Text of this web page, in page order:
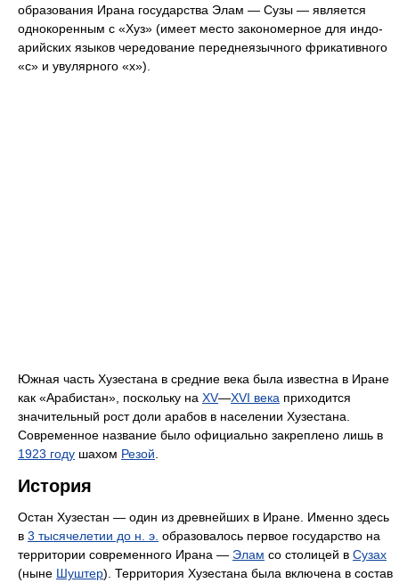
образования Ирана государства Элам — Сузы — является
однокоренным с «Хуз» (имеет место закономерное для индо-
арийских языков чередование переднеязычного фрикативного
«с» и увулярного «х»).
Южная часть Хузестана в средние века была известна в Иране
как «Арабистан», поскольку на XV—XVI века приходится
значительный рост доли арабов в населении Хузестана.
Современное название было официально закреплено лишь в
1923 году шахом Резой
История
Остан Хузестан — один из древнейших в Иране. Именно здесь
в 3 тысячелетии до н. э. образовалось первое государство на
территории современного Ирана — Элам со столицей в Сузах
(ныне Шуштер). Территория Хузестана была включена в состав